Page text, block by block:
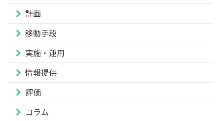
計画
移動手段
実施・運用
情報提供
評価
コラム